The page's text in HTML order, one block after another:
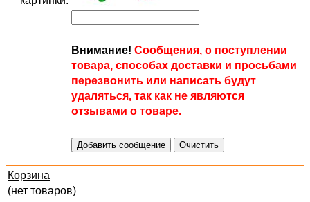
Внимание! Сообщения, о поступлении
товара, способах доставки и просьбами
перезвонить или написать будут
удаляться, так как не являются
отзывами о товаре.
Корзина
(нет товаров)